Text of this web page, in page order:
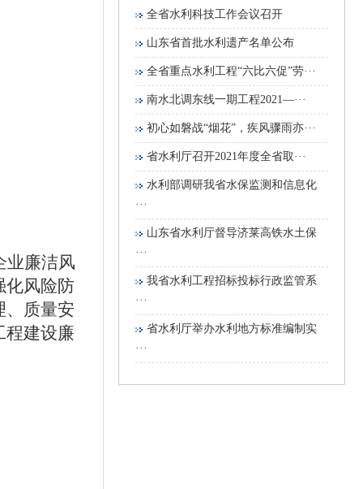
业廉洁风
化风险防
、质量安
程建设廉
全省水利科技工作会议召开
山东省首批水利遗产名单公布
全省重点水利工程“六比六促”劳···
南水北调东线一期工程2021—···
初心如磐战“烟花”，疾风骤雨亦···
省水利厅召开2021年度全省取···
水利部调研我省水保监测和信息化
···
山东省水利厅督导济莱高铁水土保
···
我省水利工程招标投标行政监管系
···
省水利厅举办水利地方标准编制实
···